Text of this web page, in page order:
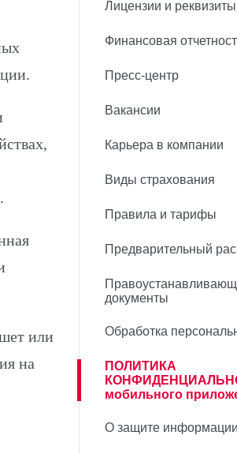
или
на
Лицензии и реквизиты
Финансовая
Пресс-центр
Вакансии
Карьера в компании
Виды страхования
Правила и тарифы
Предварительный
документы
Обработка
ПОЛИТИКА
мобильного
О защите информации